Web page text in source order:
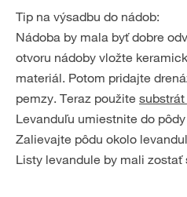
Tip na výsadbu do nádob:
Nádoba by mala byť dobre
otvoru nádoby vložte
materiál. Potom pridajte
pemzy. Teraz použite
Levanduľu umiestnite do
Zalievajte pôdu okolo
Listy levandule by mali zostať